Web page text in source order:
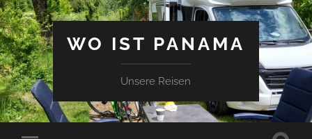
WO IST PANAMA
Unsere Reisen